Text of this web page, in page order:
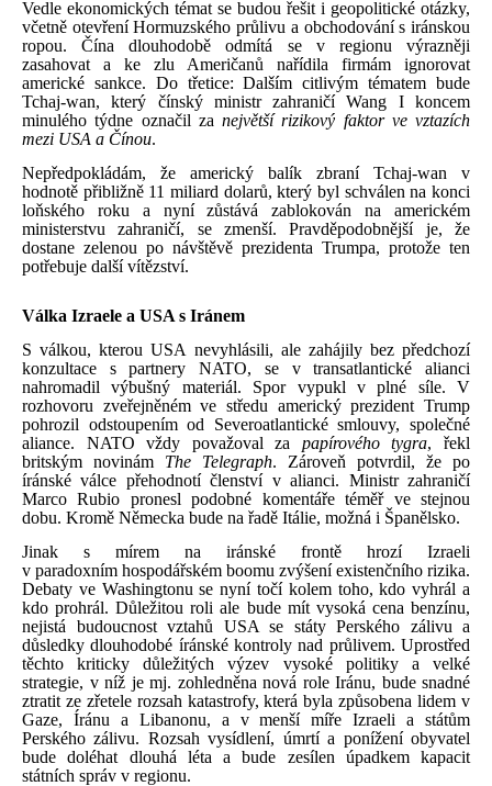
Vedle ekonomických témat se budou řešit i geopolitické otázky,
včetně otevření Hormuzského průlivu a obchodování s iránskou
ropou. Čína dlouhodobě odmítá se v regionu výrazněji
zasahovat a ke zlu Američanů nařídila firmám
ignorovat
americké sankce. Do třetice: Dalším citlivým tématem bude
Tchaj-wan, který čínský ministr zahraničí Wang I koncem
minulého týdne označil za největší rizikový faktor ve vztazích
mezi USA a Čínou.
Nepředpokládám, že americký balík zbraní Tchaj-wan v
hodnotě přibližně 11 miliard dolarů, který byl schválen na konci
loňského roku a nyní zůstává zablokován na americkém
ministerstvu zahraničí, se zmenší. Pravděpodobnější je, že
dostane zelenou po návštěvě prezidenta Trumpa, protože ten
potřebuje další vítězství.
Válka Izraele a USA s Iránem
S válkou, kterou USA nevyhlásili, ale zahájily bez předchozí
konzultace s partnery NATO, se v transatlantické alianci
nahromadil výbušný materiál. Spor vypukl v plné síle. V
rozhovoru zveřejněném ve středu americký prezident Trump
pohrozil odstoupením od Severoatlantické smlouvy, společné
aliance. NATO vždy považoval za papírového tygra, řekl
britským novinám The Telegraph. Zároveň potvrdil, že po
íránské válce přehodnotí členství v alianci. Ministr zahraničí
Marco Rubio pronesl podobné komentáře téměř ve stejnou
dobu. Kromě Německa bude na řadě Itálie, možná i Španělsko.
Jinak s mírem na iránské frontě hrozí Izraeli
v paradoxním hospodářském boomu zvýšení existenčního rizika.
Debaty ve Washingtonu se nyní točí kolem toho, kdo vyhrál a
kdo prohrál. Důležitou roli ale bude mít vysoká cena benzínu,
nejistá budoucnost vztahů USA se státy Perského zálivu a
důsledky dlouhodobé íránské kontroly nad průlivem. Uprostřed
těchto kriticky důležitých výzev vysoké politiky a velké
strategie, v níž je mj. zohledněna nová role Iránu, bude snadné
ztratit ze zřetele rozsah katastrofy, která byla způsobena lidem v
Gaze, Íránu a Libanonu, a v menší míře Izraeli a státům
Perského zálivu. Rozsah vysídlení, úmrtí a ponížení obyvatel
bude doléhat dlouhá léta a bude zesílen úpadkem kapacit
státních správ v regionu.